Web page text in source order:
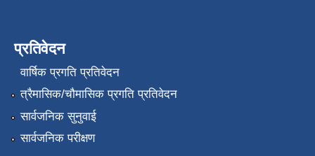
प्रतिवेदन
वार्षिक प्रगति प्रतिवेदन
त्रैमासिक/चौमासिक प्रगति प्रतिवेदन
सार्वजनिक सुनुवाई
सार्वजनिक परीक्षण